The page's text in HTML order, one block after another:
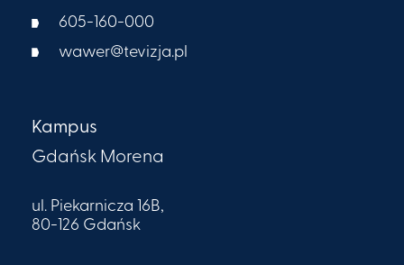
605-160-000​
wawer@tevizja.pl
Kampus
Gdańsk Morena
ul. Piekarnicza 16B,
80-126 Gdańsk